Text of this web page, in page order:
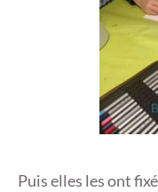
Puis elles les ont